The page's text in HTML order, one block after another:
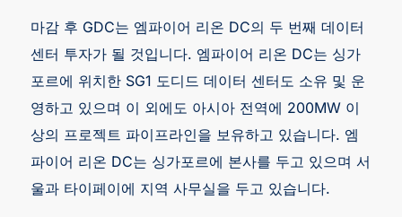
마감 후 GDC는 엠파이어 리온 DC의 두 번째 데이터
센터 투자가 될 것입니다. 엠파이어 리온 DC는 싱가
포르에 위치한 SG1 도디드 데이터 센터도 소유 및 운
영하고 있으며 이 외에도 아시아 전역에 200MW 이
상의 프로젝트 파이프라인을 보유하고 있습니다. 엠
파이어 리온 DC는 싱가포르에 본사를 두고 있으며 서
울과 타이페이에 지역 사무실을 두고 있습니다.